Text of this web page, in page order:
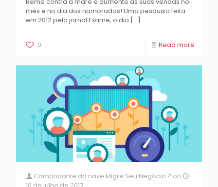
mês e no dia dos namorados! Uma pesquisa feita
em 2012 pelo jornal Exame, o dia […]
0 Read more
Comandante da nave Migre Seu Negócio ? on
10 de julho de 2017